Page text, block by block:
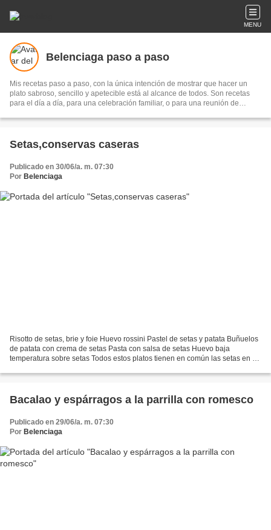
MENU
Belenciaga paso a paso
Mis recetas paso a paso, con la única intención de mostrar que hacer un
plato sabroso, sencillo y apetecible está al alcance de todos. Son recetas
para el día a día, para una celebración familiar, o para una reunión de
entusiasmo para hacerlas y el placer de compartirlas.
Setas,conservas caseras
Publicado en 30/06/a. m. 07:30
Por Belenciaga
Risotto de setas, brie y foie Huevo rossini Pastel de setas y patata Buñuelos
de patata con crema de setas Pasta con salsa de setas Huevo baja
temperatura sobre setas Todos estos platos tienen en común las setas en su
Bacalao y espárragos a la parrilla con romesco
Publicado en 29/06/a. m. 07:30
Por Belenciaga